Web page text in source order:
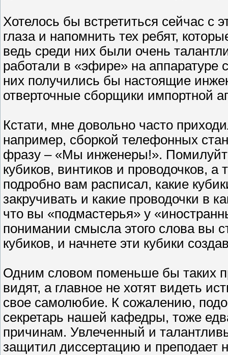
Хотелось бы встретиться сейчас с
глаза и напомнить тех ребят,
ведь среди них были очень
работали в «эфире» на аппаратуре
них получились бы настоящие
отверточные сборщики импортной
Кстати, мне довольно часто
например, сборкой телефонных
фразу – «Мы инженеры!».
кубиков, винтиков и проводочков,
подробно вам расписал, какие
закручивать и какие проводочки в
что вы «подмастерья» у
понимании смысла этого слова вы
кубиков, и начнете эти кубики
Одним словом поменьше бы таких
видят, а главное не хотят видеть
свое самолюбие. К сожалению,
секретарь нашей кафедры, тоже
причинам. Увлеченный и
защитил диссертацию и преподает